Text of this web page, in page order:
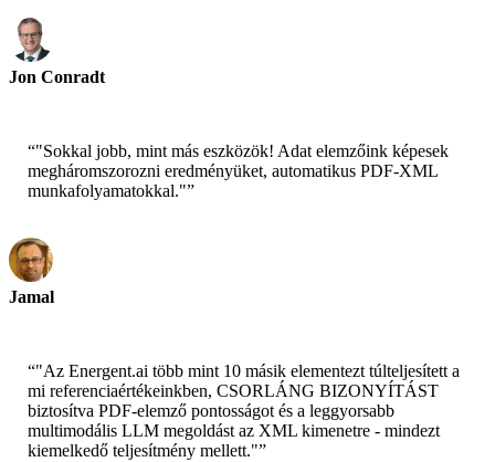
Jon Conradt
“"Sokkal jobb, mint más eszközök! Adat elemzőink képesek
megháromszorozni eredményüket, automatikus PDF-XML
munkafolyamatokkal."”
Jamal
“"Az Energent.ai több mint 10 másik elementezt túlteljesített a
mi referenciaértékeinkben, CSORLÁNG BIZONYÍTÁST
biztosítva PDF-elemző pontosságot és a leggyorsabb
multimodális LLM megoldást az XML kimenetre - mindezt
kiemelkedő teljesítmény mellett."”